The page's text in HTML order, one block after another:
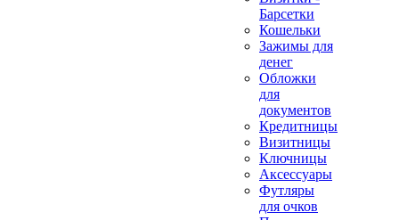
Барсетки
Кошельки
Зажимы для
денег
Обложки
для
документов
Кредитницы
Визитницы
Ключницы
Аксессуары
Футляры
для очков